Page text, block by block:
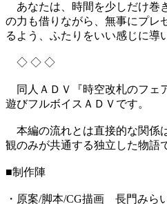
あなたは、時間を少しだけ巻
の力も借りながら、無事にプレ
るよう、ふたりをいい感じに導
◇ ◇ ◇
同人ＡＤＶ『時空改札のフェ
遊びフルボイスＡＤＶです。
本編の流れとは直接的な関係
観のみが共通する独立した物語
■制作陣
・原案/脚本/CG描画 長門みら